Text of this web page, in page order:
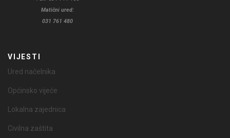
Matični ured:
031 761 480
VIJESTI
Ured načelnika
Općinsko vijeće
Lokalna zajednica
Civilna zaštita